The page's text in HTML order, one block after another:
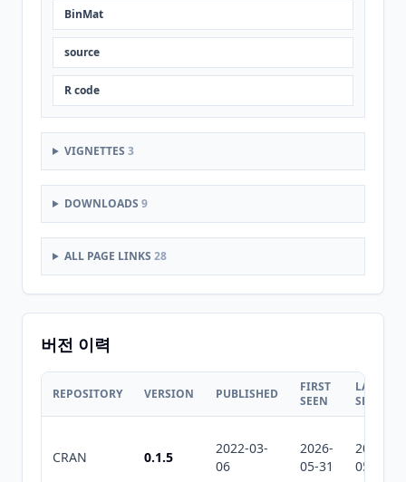
BinMat
source
R code
VIGNETTES 3
DOWNLOADS 9
ALL PAGE LINKS 28
버전 이력
REPOSITORY VERSION PUBLISHED
FIRST
SEEN
LAST
SEEN
CRAN 0.1.5
2022-03-
06
2026-
05-31
2026-
05-31